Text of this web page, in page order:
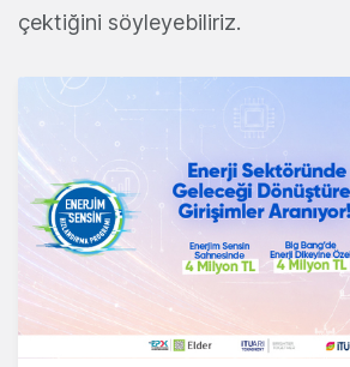
çektiğini söyleyebiliriz.